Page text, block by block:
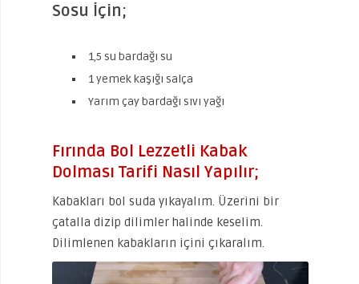
Sosu İçin;
1,5 su bardağı su
1 yemek kaşığı salça
Yarım çay bardağı sıvı yağı
Fırında Bol Lezzetli Kabak
Dolması Tarifi Nasıl Yapılır;
Kabakları bol suda yıkayalım. Üzerini bir
çatalla dizip dilimler halinde keselim.
Dilimlenen kabakların içini çıkaralım.